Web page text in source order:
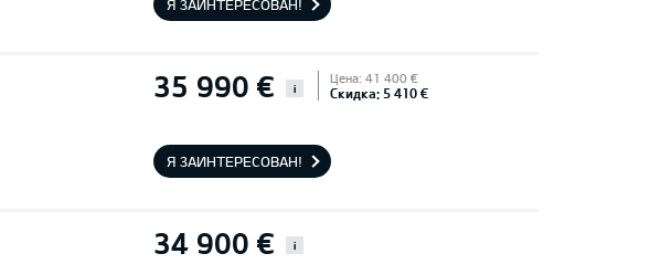
Я ЗАИНТЕРЕСОВАН!
35 990 € i
Цена: 41 400 €
Скидка: 5 410 €
Я ЗАИНТЕРЕСОВАН!
34 900 € i